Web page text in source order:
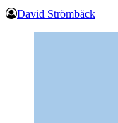
David Strömbäck